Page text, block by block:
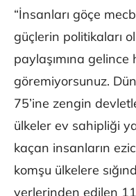
“İnsanları göçe
güçlerin politikaları
paylaşımına gelince
göremiyorsunuz.
75’ine zengin
ülkeler ev sahipliği
kaçan insanların
komşu ülkelere
yerlerinden edilen